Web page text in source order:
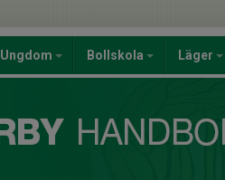
Ungdom Bollskola Läger